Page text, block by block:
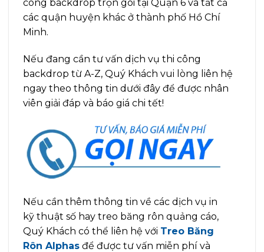
công backdrop trọn gói tại Quận 6 và tất cả
các quận huyện khác ở thành phố Hồ Chí
Minh.
Nếu đang cần tư vấn dịch vụ thi công
backdrop từ A-Z, Quý Khách vui lòng liên hệ
ngay theo thông tin dưới đây để được nhân
viên giải đáp và báo giá chi tết!
Nếu cần thêm thông tin về các dịch vụ in
kỹ thuật số hay treo băng rôn quảng cáo,
Quý Khách có thể liên hệ với Treo Băng
Rôn Alphas để được tư vấn miễn phí và